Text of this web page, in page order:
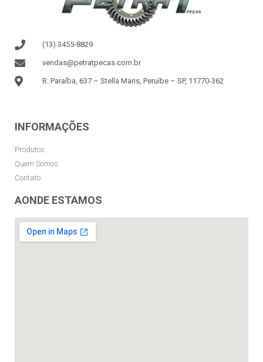
(13) 3455-8829
vendas@petratpecas.com.br
R. Paraíba, 637 – Stella Maris, Peruíbe – SP, 11770-362
INFORMAÇÕES
Produtos
Quem Somos
Contato
AONDE ESTAMOS